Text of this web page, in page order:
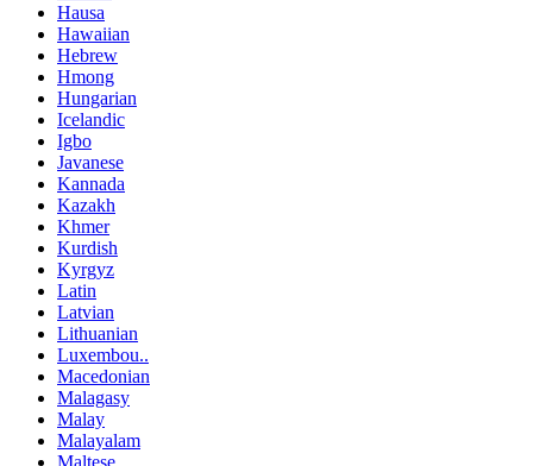
Hausa
Hawaiian
Hebrew
Hmong
Hungarian
Icelandic
Igbo
Javanese
Kannada
Kazakh
Khmer
Kurdish
Kyrgyz
Latin
Latvian
Lithuanian
Luxembou..
Macedonian
Malagasy
Malay
Malayalam
Maltese